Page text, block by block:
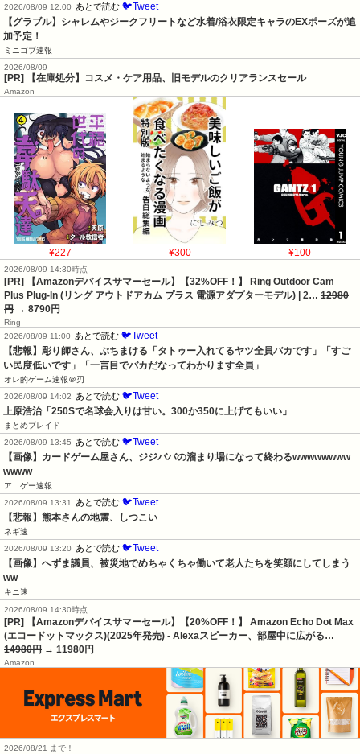
2026/08/09 12:00 あとで読む 🐦Tweet
【グラブル】シャレムやジークフリートなど水着/浴衣限定キャラのEXポーズが追
加予定！
ミニゴブ速報
2026/08/09
[PR] 【在庫処分】コスメ・ケア用品、旧モデルのクリアランスセール
Amazon
¥227 ¥300 ¥100
2026/08/09 14:30時点
[PR] 【Amazonデバイスサマーセール】【32%OFF！】 Ring Outdoor Cam
Plus Plug-In (リング アウトドアカム プラス 電源アダプターモデル) | 2… 12980
円 → 8790円
Ring
2026/08/09 11:00 あとで読む 🐦Tweet
【悲報】彫り師さん、ぶちまける「タトゥー入れてるヤツ全員バカです」「すご
い民度低いです」「一言目でバカだなってわかります全員」
オレ的ゲーム速報＠刃
2026/08/09 14:02 あとで読む 🐦Tweet
上原浩治「250Sで名球会入りは甘い。300か350に上げてもいい」
まとめブレイド
2026/08/09 13:45 あとで読む 🐦Tweet
【画像】カードゲーム屋さん、ジジババの溜まり場になって終わるwwwwwwww
wwww
アニゲー速報
2026/08/09 13:31 あとで読む 🐦Tweet
【悲報】熊本さんの地震、しつこい
ネギ速
2026/08/09 13:20 あとで読む 🐦Tweet
【画像】へずま議員、被災地でめちゃくちゃ働いて老人たちを笑顔にしてしまう
ww
キニ速
2026/08/09 14:30時点
[PR] 【Amazonデバイスサマーセール】【20%OFF！】 Amazon Echo Dot Max
(エコードットマックス)(2025年発売) - Alexaスピーカー、部屋中に広がる…
14980円 → 11980円
Amazon
2026/08/21 まで！